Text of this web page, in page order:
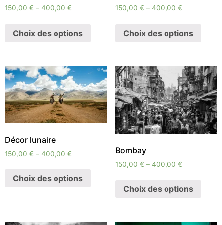
150,00 € – 400,00 €
Choix des options
150,00 € – 400,00 €
Choix des options
Décor lunaire
150,00 € – 400,00 €
Choix des options
Bombay
150,00 € – 400,00 €
Choix des options